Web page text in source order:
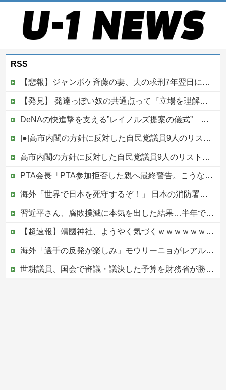
RSS
【悲報】ジャンポケ斉藤の妻、夫の求刑7年翌日にウキウキでInstagram更新
【発見】 発達っぽい奴の共通点って『立場を理解できない』だよな
DeNAの快進撃を支える”レイノルズ提案の儀式” 決勝2ランの宮下が明かす「儀式を始めてから、チームが一つになっている」
|●|高市内閣の方針に反対した自民党議員9人のリストが話題に、「岩屋はどこへ行った？」との指摘もあるが……
高市内閣の方針に反対した自民党議員9人のリストが話題に、「岩屋はどこへ行った？」との指摘もあるが……他
PTA会長「PTA参加拒否した親へ最終警告。こうなってもいい？」
海外「世界で日本を死守するぞ！」 日本の消防署を訪れたちびっ子集団が世界をメロメロに
習近平さん、腐敗撲滅に本気を出した結果…半年で53万8000件ｗｗｗ
【超速報】靖國神社、ようやく気づくｗｗｗｗｗｗｗｗｗｗ
海外「選手の反発が楽しみ」モウリーニョがレアル・に導入した新ルール（海外の反応）
世耕議員、国会で審議・議決した予算を財務省が勝手に３兆円動かしていると指摘・問題視